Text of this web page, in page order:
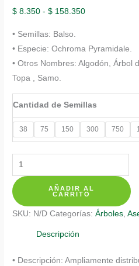
$ 8.350 - $ 158.350Rango
desde
$ 8.350
• Semillas: Balso.
• Especie: Ochroma Pyramidale.
• Otros Nombres: Algodón, Árbol
Topa , Samo.
Cantidad de Semillas
38 75 150 300 750
Semillas
Orgánicas
De
Árbol
Balso
cantidad
AÑADIR AL
CARRITO
SKU: N/D Categorías:Árboles ,
Descripción
• Descripción: Ampliamente